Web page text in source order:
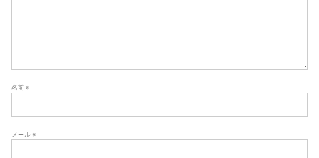
名前 ※
メール ※